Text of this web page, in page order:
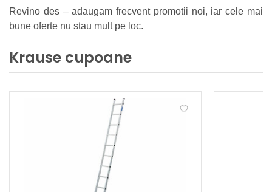
Revino des – adaugam frecvent promotii noi, iar cele mai
bune oferte nu stau mult pe loc.
Krause cupoane